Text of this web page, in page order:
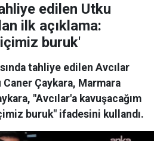
edilen Utku
ilk açıklama:
buruk'
tahliye edilen Avcılar
Caner Çaykara, Marmara
"Avcılar'a kavuşacağım
buruk" ifadesini kullandı.